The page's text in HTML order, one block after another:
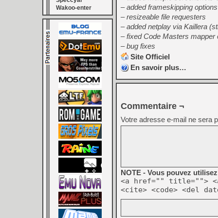
Wakoo-enter
– added frameskipping options
– resizeable file requesters
– added netplay via Kaillera
– fixed Code Masters mapper
– bug fixes
Site Officiel
En savoir plus…
Commentaire ¬
Votre adresse e-mail ne sera
NOTE - Vous pouvez
<a href="" title="">
<cite> <code> <del